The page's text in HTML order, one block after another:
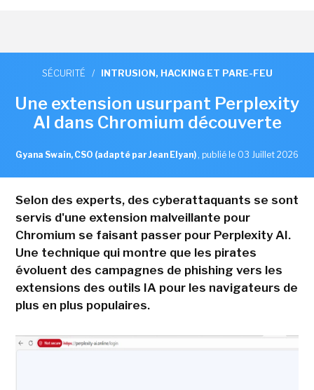
SÉCURITÉ / INTRUSION, HACKING ET PARE-FEU
Une extension usurpant Perplexity
AI dans Chromium découverte
Gyana Swain, CSO (adapté par Jean Elyan) , publié le 03 Juillet 2026
Selon des experts, des cyberattaquants se sont
servis d'une extension malveillante pour
Chromium se faisant passer pour Perplexity AI.
Une technique qui montre que les pirates
évoluent des campagnes de phishing vers les
extensions des outils IA pour les navigateurs de
plus en plus populaires.